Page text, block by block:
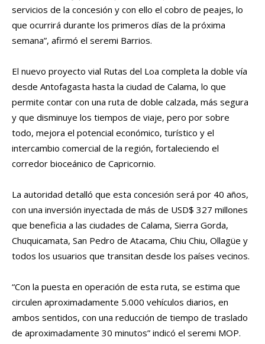
servicios de la concesión y con ello el cobro de peajes, lo
que ocurrirá durante los primeros días de la próxima
semana”, afirmó el seremi Barrios.
El nuevo proyecto vial Rutas del Loa completa la doble vía
desde Antofagasta hasta la ciudad de Calama, lo que
permite contar con una ruta de doble calzada, más segura
y que disminuye los tiempos de viaje, pero por sobre
todo, mejora el potencial económico, turístico y el
intercambio comercial de la región, fortaleciendo el
corredor bioceánico de Capricornio.
La autoridad detalló que esta concesión será por 40 años,
con una inversión inyectada de más de USD$ 327 millones
que beneficia a las ciudades de Calama, Sierra Gorda,
Chuquicamata, San Pedro de Atacama, Chiu Chiu, Ollagüe y
todos los usuarios que transitan desde los países vecinos.
“Con la puesta en operación de esta ruta, se estima que
circulen aproximadamente 5.000 vehículos diarios, en
ambos sentidos, con una reducción de tiempo de traslado
de aproximadamente 30 minutos” indicó el seremi MOP.